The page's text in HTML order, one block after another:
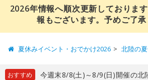
2026年情報へ順次更新しておりま
報もございます。予めご了承
夏休みイベント・おでかけ2026 北陸の
おすすめ
今週末8/8(土)～8/9(日)開催の北